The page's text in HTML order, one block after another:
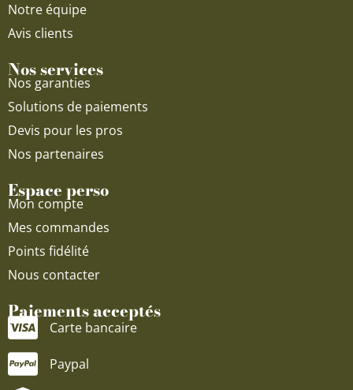
Notre équipe
Avis clients
Nos services
Nos garanties
Solutions de paiements
Devis pour les pros
Nos partenaires
Espace perso
Mon compte
Mes commandes
Points fidélité
Nous contacter
Paiements acceptés
Carte bancaire
Paypal